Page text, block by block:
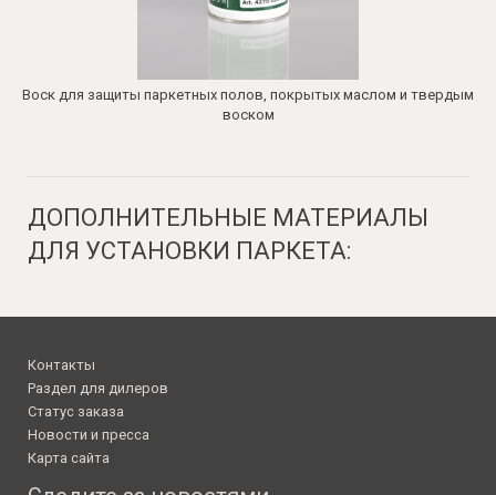
Воск для защиты паркетных полов, покрытых маслом и твердым
воском
ДОПОЛНИТЕЛЬНЫЕ МАТЕРИАЛЫ
ДЛЯ УСТАНОВКИ ПАРКЕТА:
Контакты
Раздел для дилеров
Статус заказа
Новости и пресса
Карта сайта